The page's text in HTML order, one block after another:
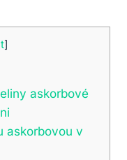
]
askorbové
askorbovou v